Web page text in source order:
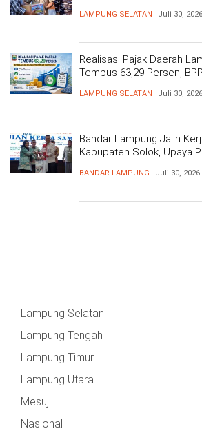
LAMPUNG SELATAN Juli 30, 2026
Realisasi Pajak Daerah
Tembus 63,29 Persen,
LAMPUNG SELATAN Juli 30, 2026
Bandar Lampung Jalin
Kabupaten Solok, Upaya
BANDAR LAMPUNG Juli 30, 2026
Lampung Selatan
Lampung Tengah
Lampung Timur
Lampung Utara
Mesuji
Nasional